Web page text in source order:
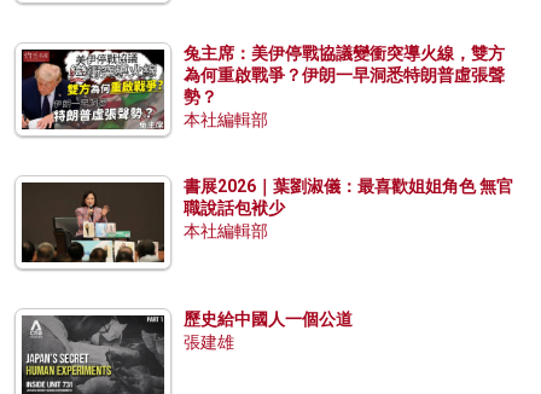
兔主席：美伊停戰協議變衝突導火線，雙方
為何重啟戰爭？伊朗一早洞悉特朗普虛張聲
勢？
本社編輯部
書展2026｜葉劉淑儀：最喜歡姐姐角色 無官
職說話包袱少
本社編輯部
歷史給中國人一個公道
張建雄